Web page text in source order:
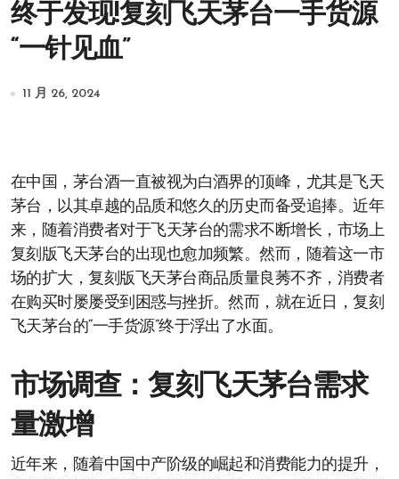
终于发现!复刻飞天茅台一手货源
“一针见血”
11 月 26, 2024
在中国，茅台酒一直被视为白酒界的顶峰，尤其是飞天
茅台，以其卓越的品质和悠久的历史而备受追捧。近年
来，随着消费者对于飞天茅台的需求不断增长，市场上
复刻版飞天茅台的出现也愈加频繁。然而，随着这一市
场的扩大，复刻版飞天茅台商品质量良莠不齐，消费者
在购买时屡屡受到困惑与挫折。然而，就在近日，复刻
飞天茅台的“一手货源”终于浮出了水面。
市场调查：复刻飞天茅台需求
量激增
近年来，随着中国中产阶级的崛起和消费能力的提升，